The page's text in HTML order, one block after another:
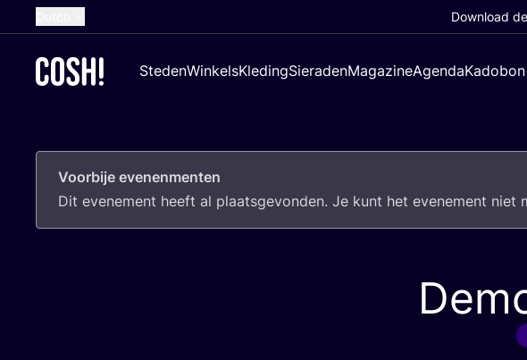
French
German
Croatian
Download
StedenWinkelsKledingSieradenMagazineAgendaKadobon
Voorbije evenenmenten
Dit eve­ne­ment heeft al plaats­ge­von­den. Je kunt het eve­ne­ment niet